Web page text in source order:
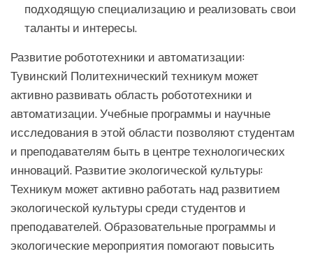
подходящую специализацию и реализовать свои
таланты и интересы.
Развитие робототехники и автоматизации:
Тувинский Политехнический техникум может
активно развивать область робототехники и
автоматизации. Учебные программы и научные
исследования в этой области позволяют студентам
и преподавателям быть в центре технологических
инноваций. Развитие экологической культуры:
Техникум может активно работать над развитием
экологической культуры среди студентов и
преподавателей. Образовательные программы и
экологические мероприятия помогают повысить